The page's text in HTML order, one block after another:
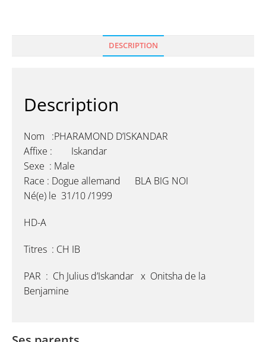
DESCRIPTION
Description
Nom :PHARAMOND D’ISKANDAR
Affixe : Iskandar
Sexe : Male
Race : Dogue allemand BLA BIG NOI
Né(e) le 31/10 /1999
HD-A
Titres : CH IB
PAR : Ch Julius d’Iskandar x Onitsha de la
Benjamine